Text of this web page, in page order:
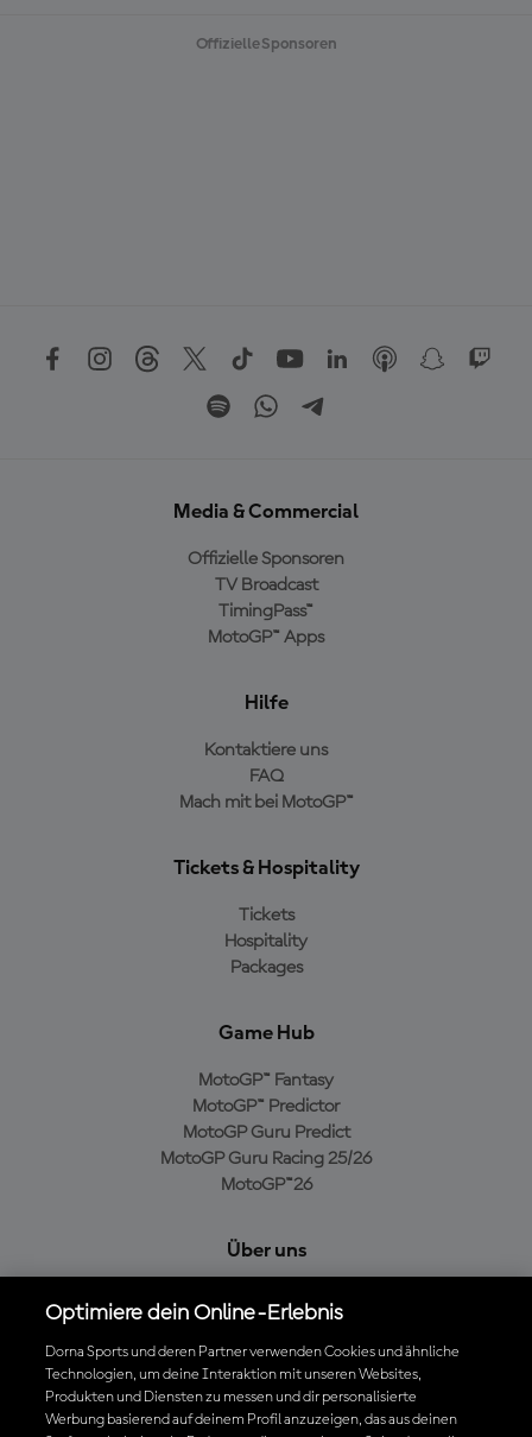
Offizielle Sponsoren
Media & Commercial
Offizielle Sponsoren
TV Broadcast
TimingPass™
MotoGP™ Apps
Hilfe
Kontaktiere uns
FAQ
Mach mit bei MotoGP™
Tickets & Hospitality
Tickets
Hospitality
Packages
Game Hub
MotoGP™ Fantasy
MotoGP™ Predictor
MotoGP Guru Predict
MotoGP Guru Racing 25/26
MotoGP™26
Über uns
Cookie-Richtlinien
Geschäftsbedingungen
Datenschutzrichtlinien
Kaufrichtlinie
Optimiere dein Online-Erlebnis
Dorna Sports und deren Partner verwenden Cookies und ähnliche
Technologien, um deine Interaktion mit unseren Websites,
Produkten und Diensten zu messen und dir personalisierte
Werbung basierend auf deinem Profil anzuzeigen, das aus deinen